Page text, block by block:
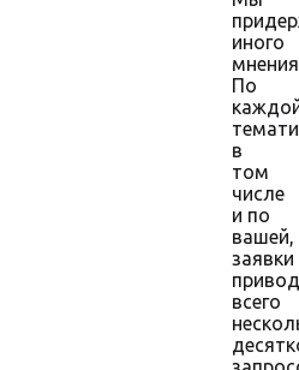
иного
По
в
том
числе
и по
вашей,
заявки
всего